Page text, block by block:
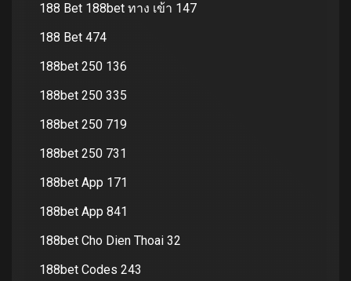
188 Bet 188bet ทาง เข้า 147
188 Bet 474
188bet 250 136
188bet 250 335
188bet 250 719
188bet 250 731
188bet App 171
188bet App 841
188bet Cho Dien Thoai 32
188bet Codes 243